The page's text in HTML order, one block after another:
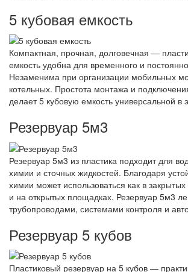
5 кубовая емкость
Компактная, прочная, долговечная —
емкость удобна для временного и
Незаменима при организации мобильных
котельных. Простота монтажа и
делает 5 кубовую емкость универсальной в
Резервуар 5м3
Резервуар 5м3 из пластика подходит для
химии и сточных жидкостей. Благодаря
химии может использоваться как в
и на открытых площадках. Резервуар 5м3
трубопроводами, системами контроля и
Резервуар 5 кубов
Пластиковый резервуар на 5 кубов —